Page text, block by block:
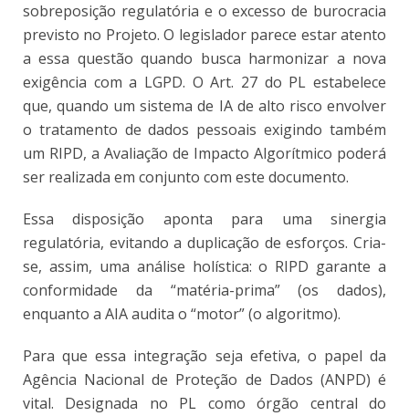
sobreposição regulatória e o excesso de burocracia
previsto no Projeto. O legislador parece estar atento
a essa questão quando busca harmonizar a nova
exigência com a LGPD. O Art. 27 do PL estabelece
que, quando um sistema de IA de alto risco envolver
o tratamento de dados pessoais exigindo também
um RIPD, a Avaliação de Impacto Algorítmico poderá
ser realizada em conjunto com este documento.
Essa disposição aponta para uma sinergia
regulatória, evitando a duplicação de esforços. Cria-
se, assim, uma análise holística: o RIPD garante a
conformidade da “matéria-prima” (os dados),
enquanto a AIA audita o “motor” (o algoritmo).
Para que essa integração seja efetiva, o papel da
Agência Nacional de Proteção de Dados (ANPD) é
vital. Designada no PL como órgão central do